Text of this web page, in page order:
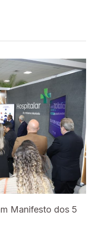
Manifesto dos 5